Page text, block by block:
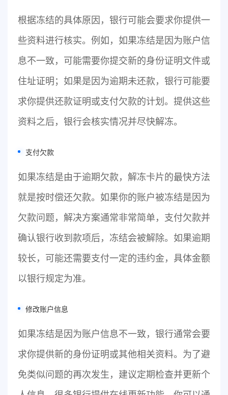
根据冻结的具体原因，银行可能会要求你提供一
些资料进行核实。例如，如果冻结是因为账户信
息不一致，可能需要你提交新的身份证明文件或
住址证明；如果是因为逾期未还款，银行可能要
求你提供还款证明或支付欠款的计划。提供这些
资料之后，银行会核实情况并尽快解冻。
支付欠款
如果冻结是由于逾期欠款，解冻卡片的最快方法
就是按时偿还欠款。如果你的账户被冻结是因为
欠款问题，解决方案通常非常简单，支付欠款并
确认银行收到款项后，冻结会被解除。如果逾期
较长，可能还需要支付一定的违约金，具体金额
以银行规定为准。
修改账户信息
如果冻结是因为账户信息不一致，银行通常会要
求你提供新的身份证明或其他相关资料。为了避
免类似问题的再次发生，建议定期检查并更新个